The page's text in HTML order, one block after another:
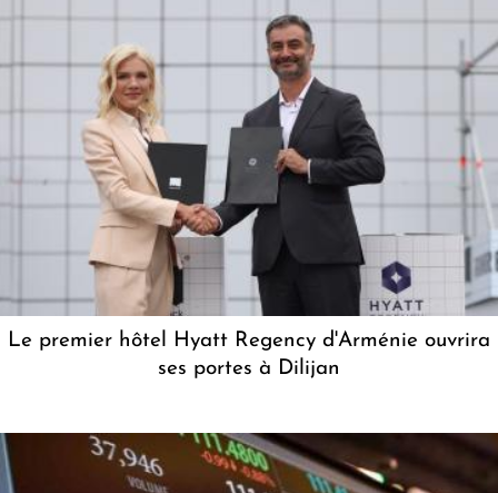
Le premier hôtel Hyatt Regency d'Arménie ouvrira
ses portes à Dilijan